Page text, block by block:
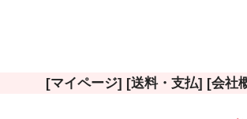
[マイページ] [送料・支払] [会社